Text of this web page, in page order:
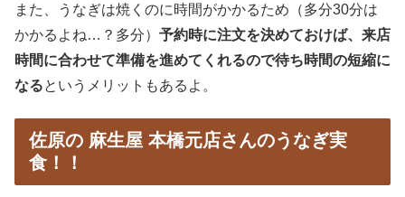
また、うなぎは焼くのに時間がかかるため（多分30分は
かかるよね…？多分） 予約時に注文を決めておけば、来店
時間に合わせて準備を進めてくれるので待ち時間の短縮に
なるというメリットもあるよ。
佐原の 麻生屋 本橋元店さんのうなぎ実
食！！